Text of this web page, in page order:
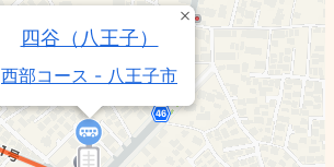
四谷（八王子）
西部コース - 八王子市